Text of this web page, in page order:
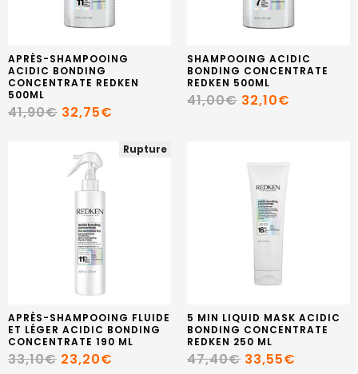
APRÈS-SHAMPOOING
ACIDIC BONDING
CONCENTRATE REDKEN
500ML
41,90€ 32,75€
SHAMPOOING ACIDIC
BONDING CONCENTRATE
REDKEN 500ML
41,00€ 32,10€
Rupture
APRÈS-SHAMPOOING FLUIDE
ET LÉGER ACIDIC BONDING
CONCENTRATE 190 ML
33,10€ 23,20€
5 MIN LIQUID MASK ACIDIC
BONDING CONCENTRATE
REDKEN 250 ML
47,40€ 33,55€